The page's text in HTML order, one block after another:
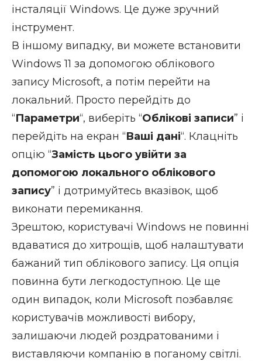
інсталяції Windows. Це дуже зручний
інструмент.
В іншому випадку, ви можете встановити
Windows 11 за допомогою облікового
запису Microsoft, а потім перейти на
локальний. Просто перейдіть до
“Параметри“, виберіть “Облікові записи” і
перейдіть на екран “Ваші дані“. Клацніть
опцію “Замість цього увійти за
допомогою локального облікового
запису” і дотримуйтесь вказівок, щоб
виконати перемикання.
Зрештою, користувачі Windows не повинні
вдаватися до хитрощів, щоб налаштувати
бажаний тип облікового запису. Ця опція
повинна бути легкодоступною. Це ще
один випадок, коли Microsoft позбавляє
користувачів можливості вибору,
залишаючи людей роздратованими і
виставляючи компанію в поганому світлі.